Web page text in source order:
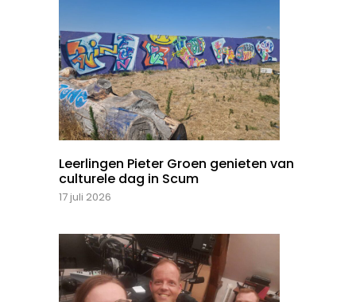
Leerlingen Pieter Groen genieten van
culturele dag in Scum
17 juli 2026